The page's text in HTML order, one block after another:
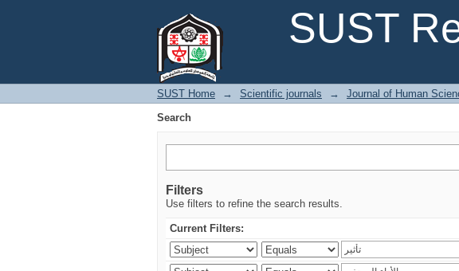
SUST
SUST Home → Scientific journals → Journal of Human
Search
Filters
Use filters to refine the search results.
Current Filters: